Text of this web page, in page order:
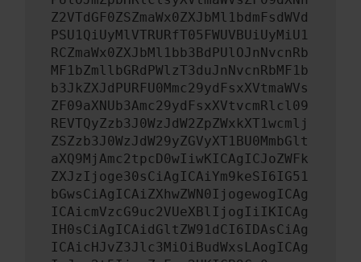
Z2VTdGF0ZSZmaWx0ZXJbMl1bdmFsdWVd
PSU1QiUyMlVTRURfT05FWUVBUiUyMiU1
RCZmaWx0ZXJbMl1bb3BdPUlOJnNvcnRb
MF1bZmllbGRdPWlzT3duJnNvcnRbMF1b
b3JkZXJdPURFU0Mmc29ydFsxXVtmaWVs
ZF09aXNUb3Amc29ydFsxXVtvcmRlcl09
REVTQyZzb3J0WzJdW2ZpZWxkXT1wcmlj
ZSZzb3J0WzJdW29yZGVyXT1BU0MmbGlt
aXQ9MjAmc2tpcD0wIiwKICAgICJoZWFk
ZXJzIjoge30sCiAgICAiYm9keSI6IG51
bGwsCiAgICAiZXhwZWN0IjogewogICAg
ICAicmVzcG9uc2VUeXBlIjogIiIKICAg
IH0sCiAgICAidGltZW91dCI6IDAsCiAg
ICAicHJvZ3Jlc3MiOiBudWxsLAogICAg